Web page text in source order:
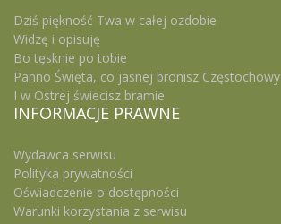
Dziś piękność Twa w całej ozdobie
Widzę i opisuję
Bo tęsknie po tobie
Panno Święta, co jasnej bronisz Częstochowy
I w Ostrej świecisz bramie
INFORMACJE PRAWNE
Wydawca serwisu
Polityka prywatności
Oświadczenie o dostępności
Warunki korzystania z serwisu